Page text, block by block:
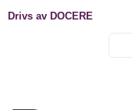
Drivs av DOCERE